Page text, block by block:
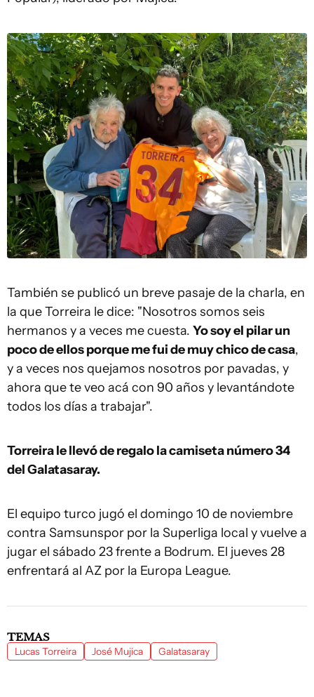
También se publicó un breve pasaje de la charla, en
la que Torreira le dice: "Nosotros somos seis
hermanos y a veces me cuesta. Yo soy el pilar un
poco de ellos porque me fui de muy chico de casa,
y a veces nos quejamos nosotros por pavadas, y
ahora que te veo acá con 90 años y levantándote
todos los días a trabajar".
Torreira le llevó de regalo la camiseta número 34
del Galatasaray.
El equipo turco jugó el domingo 10 de noviembre
contra Samsunspor por la Superliga local y vuelve a
jugar el sábado 23 frente a Bodrum. El jueves 28
enfrentará al AZ por la Europa League.
TEMAS
Lucas Torreira José Mujica Galatasaray